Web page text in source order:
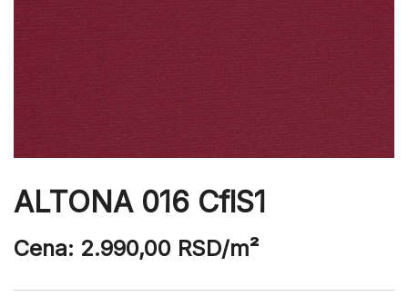
ALTONA 016 CflS1
Cena: 2.990,00 RSD/m²